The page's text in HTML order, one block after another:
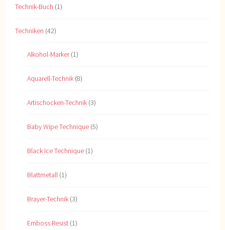
Technik-Buch (1)
Techniken (42)
Alkohol-Marker(1)
Aquarell-Technik (8)
Artischocken-Technik (3)
Baby Wipe Technique (5)
Black Ice Technique (1)
Blattmetall (1)
Brayer-Technik (3)
Emboss Resist (1)